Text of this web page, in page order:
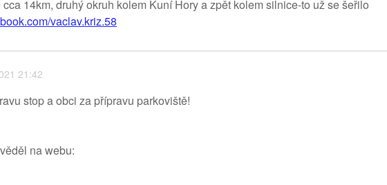
14km, druhý okruh kolem Kuní Hory a zpět kolem silnice-to už se šeřilo
vaclav.kriz.58
21:42
stop a obci za přípravu parkoviště!
na webu: